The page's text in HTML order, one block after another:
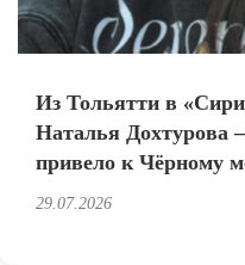
Из Тольятти в
Наталья Дохтурова
привело к Чёрному
29.07.2026